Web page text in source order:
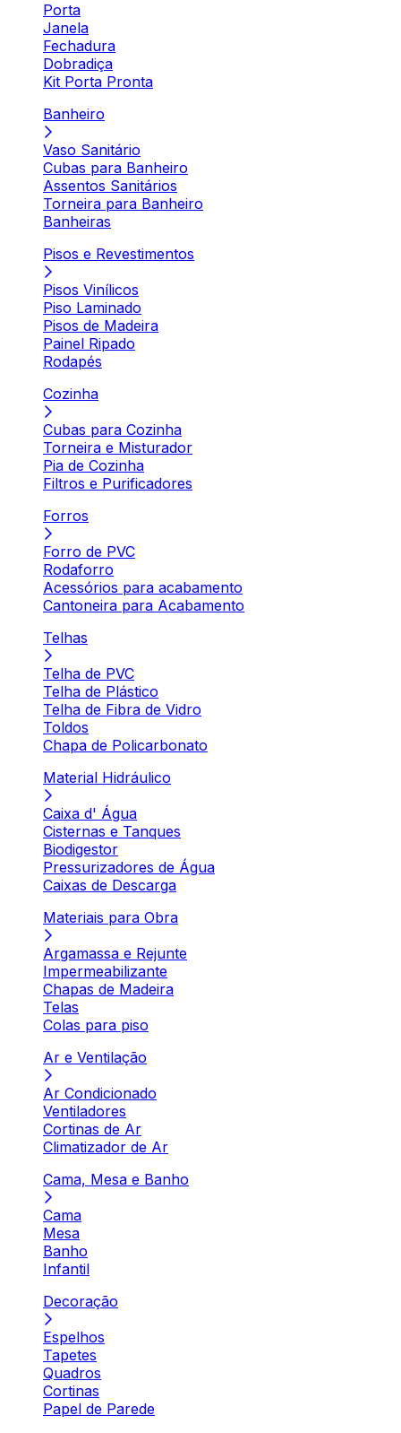
Porta
Janela
Fechadura
Dobradiça
Kit Porta Pronta
Banheiro
Vaso Sanitário
Cubas para Banheiro
Assentos Sanitários
Torneira para Banheiro
Banheiras
Pisos e Revestimentos
Pisos Vinílicos
Piso Laminado
Pisos de Madeira
Painel Ripado
Rodapés
Cozinha
Cubas para Cozinha
Torneira e Misturador
Pia de Cozinha
Filtros e Purificadores
Forros
Forro de PVC
Rodaforro
Acessórios para acabamento
Cantoneira para Acabamento
Telhas
Telha de PVC
Telha de Plástico
Telha de Fibra de Vidro
Toldos
Chapa de Policarbonato
Material Hidráulico
Caixa d' Água
Cisternas e Tanques
Biodigestor
Pressurizadores de Água
Caixas de Descarga
Materiais para Obra
Argamassa e Rejunte
Impermeabilizante
Chapas de Madeira
Telas
Colas para piso
Ar e Ventilação
Ar Condicionado
Ventiladores
Cortinas de Ar
Climatizador de Ar
Cama, Mesa e Banho
Cama
Mesa
Banho
Infantil
Decoração
Espelhos
Tapetes
Quadros
Cortinas
Papel de Parede